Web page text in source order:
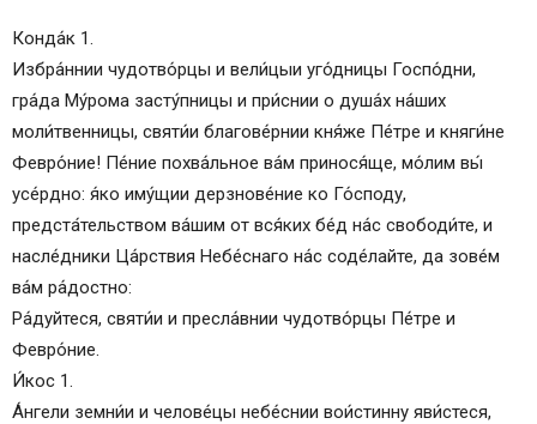
ПЕТРУ И КНЯГИНЕ ФЕВРОНИИ, МУРОМСКИМ
Кондак 1
Икос 1
Кондак 2
Кондак 3
Кондак 4
Икос 4
Конда́к 1.
Избра́ннии чудотво́рцы и вели́цыи уго́дницы Госпо́дни,
гра́да Му́рома засту́пницы и при́снии о душа́х на́ших
моли́твенницы, святи́и благове́рнии кня́же Пе́тре и княги́не
Февро́ние! Пе́ние похва́льное ва́м принося́ще, мо́лим вы́
усе́рдно: я́ко иму́щии дерзнове́ние ко Го́споду,
предста́тельством ва́шим от вся́ких бе́д на́с свободи́те, и
насле́дники Ца́рствия Небе́снаго на́с соде́лайте, да зове́м
ва́м ра́достно:
Ра́дуйтеся, святи́и и пресла́внии чудотво́рцы Пе́тре и
Февро́ние.
И́кос 1.
А́нгели земни́и и челове́цы небе́снии вои́стинну яви́стеся,